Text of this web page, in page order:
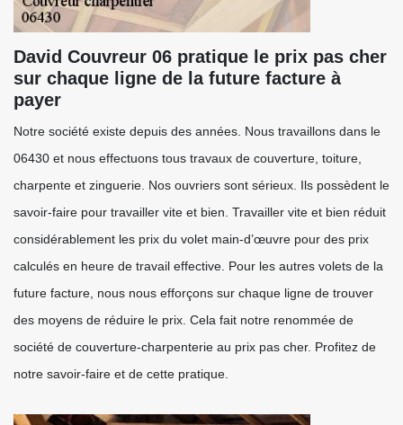
David Couvreur 06 pratique le prix pas cher
sur chaque ligne de la future facture à
payer
Notre société existe depuis des années. Nous travaillons dans le
06430 et nous effectuons tous travaux de couverture, toiture,
charpente et zinguerie. Nos ouvriers sont sérieux. Ils possèdent le
savoir-faire pour travailler vite et bien. Travailler vite et bien réduit
considérablement les prix du volet main-d’œuvre pour des prix
calculés en heure de travail effective. Pour les autres volets de la
future facture, nous nous efforçons sur chaque ligne de trouver
des moyens de réduire le prix. Cela fait notre renommée de
société de couverture-charpenterie au prix pas cher. Profitez de
notre savoir-faire et de cette pratique.